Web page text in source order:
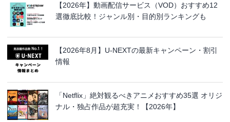
【2026年】動画配信サービス（VOD）おすすめ12
選徹底比較！ジャンル別・目的別ランキングも
【2026年8月】U-NEXTの最新キャンペーン・割引
情報
「Netflix」絶対観るべきアニメおすすめ35選 オリジ
ナル・独占作品が超充実！【2026年】